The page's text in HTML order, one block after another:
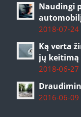
Naudingi
2018-07-24
Ką verta
jų keitimą
2018-06-27
2016-06-09